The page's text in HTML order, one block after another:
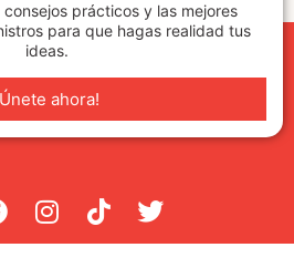
prácticos y las mejores
para que hagas realidad tus
ideas.
ahora!